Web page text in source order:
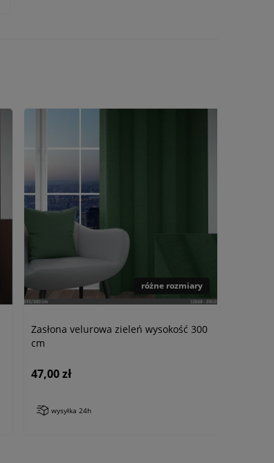
różne rozmiary
Zasłona velurowa zieleń wysokość 300
cm
47,00 zł
wysyłka 24h